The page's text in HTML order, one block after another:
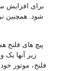
برای افزایش
شود. همچنین
زیر آنها یک
فلنج، موتور